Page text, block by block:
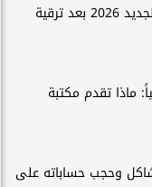
تردد قناة 5Movies الجديد 2026 بعد ترقية
ماذا تقدم مكتبة
وحجب حساباته على